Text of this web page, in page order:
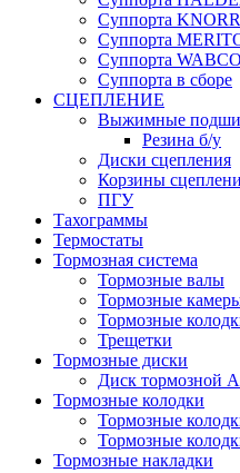
Суппорта KNORR
Суппорта
Суппорта WABCO
Суппорта в сборе
СЦЕПЛЕНИЕ
Выжимные
Резина б/у
Диски сцепления
Корзины
ПГУ
Тахограммы
Термостаты
Тормозная система
Тормозные валы
Тормозные
Тормозные
Трещетки
Тормозные диски
Диск тормозной
Тормозные колодки
Тормозные
Тормозные
Тормозные накладки